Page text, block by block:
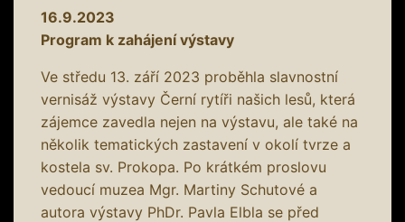
16.9.2023
Program k zahájení výstavy
Ve středu 13. září 2023 proběhla slavnostní
vernisáž výstavy Černí rytíři našich lesů, která
zájemce zavedla nejen na výstavu, ale také na
několik tematických zastavení v okolí tvrze a
kostela sv. Prokopa. Po krátkém proslovu
vedoucí muzea Mgr. Martiny Schutové a
autora výstavy PhDr. Pavla Elbla se před